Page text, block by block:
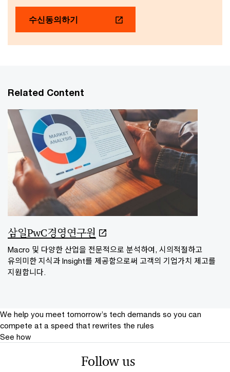
수신동의하기
Related Content
삼일PwC경영연구원
Macro 및 다양한 산업을 전문적으로 분석하여, 시의적절하고
유의미한 지식과 Insight를 제공함으로써 고객의 기업가치 제고를
지원합니다.
We help you meet tomorrow’s tech demands so you can
compete at a speed that rewrites the rules
See how
Follow us